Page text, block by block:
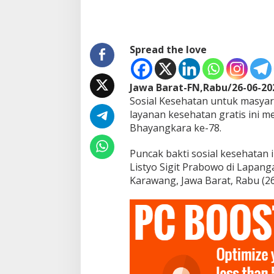
-
I
n
d
o
n
e
s
a
Spread the love
Jawa Barat-FN,Rabu/26-06-
Sosial Kesehatan untuk
layanan kesehatan gratis ini
Bhayangkara ke-78.
Puncak bakti sosial kesehatan
Listyo Sigit Prabowo di
Karawang, Jawa Barat, Rabu